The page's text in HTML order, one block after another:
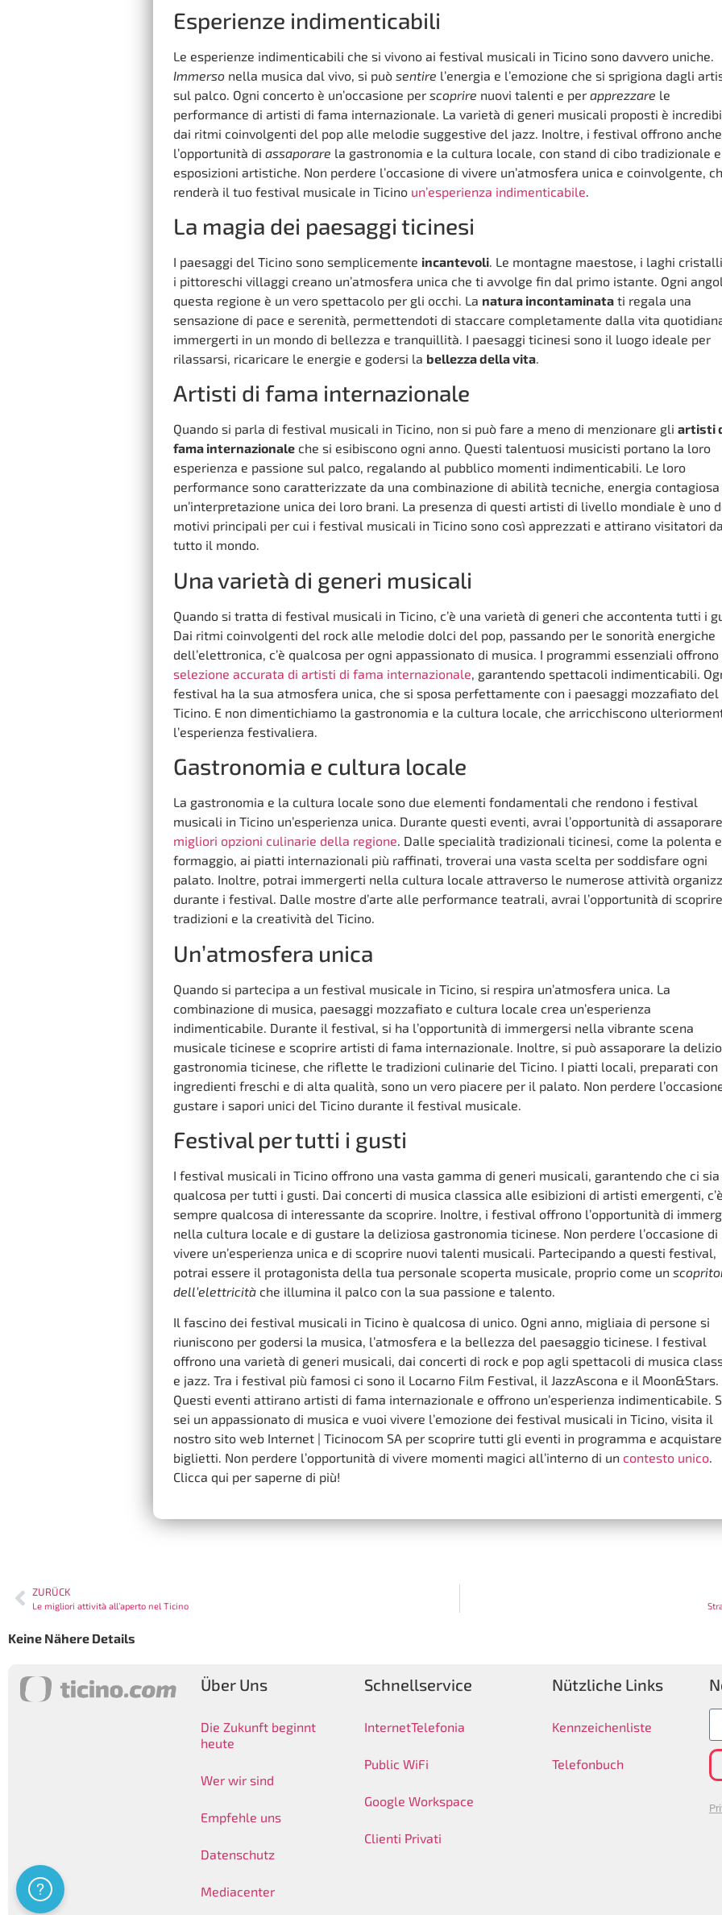
Esperienze indimenticabili
Le esperienze indimenticabili che si vivono ai festival musicali in Ticino sono davvero uniche.
Immerso nella musica dal vivo, si può sentire l’energia e l’emozione che si sprigiona dagli
sul palco. Ogni concerto è un’occasione per scoprire nuovi talenti e per apprezzare le
performance di artisti di fama internazionale. La varietà di generi musicali proposti è
dai ritmi coinvolgenti del pop alle melodie suggestive del jazz. Inoltre, i festival offrono anche
l’opportunità di assaporare la gastronomia e la cultura locale, con stand di cibo tradizionale e
esposizioni artistiche. Non perdere l’occasione di vivere un’atmosfera unica e coinvolgente,
renderà il tuo festival musicale in Ticino un’esperienza indimenticabile
La magia dei paesaggi ticinesi
I paesaggi del Ticino sono semplicemente incantevoli. Le montagne maestose, i laghi
i pittoreschi villaggi creano un’atmosfera unica che ti avvolge fin dal primo istante. Ogni
questa regione è un vero spettacolo per gli occhi. La natura incontaminatati regala una
sensazione di pace e serenità, permettendoti di staccare completamente dalla vita
immergerti in un mondo di bellezza e tranquillità. I paesaggi ticinesi sono il luogo ideale per
rilassarsi, ricaricare le energie e godersi la bellezza della vita.
Artisti di fama internazionale
Quando si parla di festival musicali in Ticino, non si può fare a meno di menzionare gli artisti
fama internazionaleche si esibiscono ogni anno. Questi talentuosi musicisti portano la loro
esperienza e passione sul palco, regalando al pubblico momenti indimenticabili. Le loro
performance sono caratterizzate da una combinazione di abilità tecniche, energia contagiosa
un’interpretazione unica dei loro brani. La presenza di questi artisti di livello mondiale è uno
motivi principali per cui i festival musicali in Ticino sono così apprezzati e attirano visitatori da
tutto il mondo.
Una varietà di generi musicali
Quando si tratta di festival musicali in Ticino, c’è una varietà di generi che accontenta tutti i
Dai ritmi coinvolgenti del rock alle melodie dolci del pop, passando per le sonorità energiche
dell’elettronica, c’è qualcosa per ogni appassionato di musica. I programmi essenziali offrono
selezione accurata di artisti di fama internazionale , garantendo spettacoli indimenticabili.
festival ha la sua atmosfera unica, che si sposa perfettamente con i paesaggi mozzafiato del
Ticino. E non dimentichiamo la gastronomia e la cultura locale, che arricchiscono
l’esperienza festivaliera.
Gastronomia e cultura locale
La gastronomia e la cultura locale sono due elementi fondamentali che rendono i festival
musicali in Ticino un’esperienza unica. Durante questi eventi, avrai l’opportunità di assaporare
migliori opzioni culinarie della regione. Dalle specialità tradizionali ticinesi, come la polenta
formaggio, ai piatti internazionali più raffinati, troverai una vasta scelta per soddisfare ogni
palato. Inoltre, potrai immergerti nella cultura locale attraverso le numerose attività
durante i festival. Dalle mostre d’arte alle performance teatrali, avrai l’opportunità di
tradizioni e la creatività del Ticino.
Un’atmosfera unica
Quando si partecipa a un festival musicale in Ticino, si respira un’atmosfera unica. La
combinazione di musica, paesaggi mozzafiato e cultura locale crea un’esperienza
indimenticabile. Durante il festival, si ha l’opportunità di immergersi nella vibrante scena
musicale ticinese e scoprire artisti di fama internazionale. Inoltre, si può assaporare la
gastronomia ticinese, che riflette le tradizioni culinarie del Ticino. I piatti locali, preparati con
ingredienti freschi e di alta qualità, sono un vero piacere per il palato. Non perdere
gustare i sapori unici del Ticino durante il festival musicale.
Festival per tutti i gusti
I festival musicali in Ticino offrono una vasta gamma di generi musicali, garantendo che ci sia
qualcosa per tutti i gusti. Dai concerti di musica classica alle esibizioni di artisti emergenti, c’è
sempre qualcosa di interessante da scoprire. Inoltre, i festival offrono l’opportunità di
nella cultura locale e di gustare la deliziosa gastronomia ticinese. Non perdere l’occasione di
vivere un’esperienza unica e di scoprire nuovi talenti musicali. Partecipando a questi festival,
potrai essere il protagonista della tua personale scoperta musicale, proprio come un
dell’elettricitàche illumina il palco con la sua passione e talento.
Il fascino dei festival musicali in Ticino è qualcosa di unico. Ogni anno, migliaia di persone si
riuniscono per godersi la musica, l’atmosfera e la bellezza del paesaggio ticinese. I festival
offrono una varietà di generi musicali, dai concerti di rock e pop agli spettacoli di musica
e jazz. Tra i festival più famosi ci sono il Locarno Film Festival, il JazzAscona e il Moon&Stars.
Questi eventi attirano artisti di fama internazionale e offrono un’esperienza indimenticabile.
sei un appassionato di musica e vuoi vivere l’emozione dei festival musicali in Ticino, visita il
nostro sito web Internet | Ticinocom SA per scoprire tutti gli eventi in programma e
biglietti. Non perdere l’opportunità di vivere momenti magici all’interno di un contesto unico.
Clicca qui per saperne di più!
ZURÜCK
Le migliori attività all’aperto nel Ticino
Keine Nähere Details
Über Uns
Die Zukunft beginnt
heute
Wer wir sind
Empfehle uns
Datenschutz
Mediacenter
Schnellservice
InternetTelefonia
Public WiFi
Google Workspace
Clienti Privati
Nützliche Links
Kennzeichenliste
Telefonbuch